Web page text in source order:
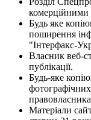
комерційними
Будь яке
поширення
"Інтерфакс-
Власник веб-
публікації.
Будь-яке
фотографічних
Матеріали